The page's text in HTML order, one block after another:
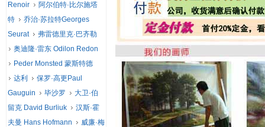
Renoir
阿尔伯特·比尔施塔
特
乔治·苏拉特Georges
Seurat
弗雷德里克·巴齐勒
奥迪隆·雷东 Odilon Redon
Peder Monsted 蒙斯特德
达利
保罗·高更Paul
Gauguin
毕沙罗
大卫·伯
留克 David Burliuk
汉斯·霍
夫曼 Hans Hofmann
威廉·梅